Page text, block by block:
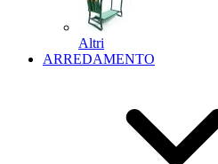
Altri
ARREDAMENTO